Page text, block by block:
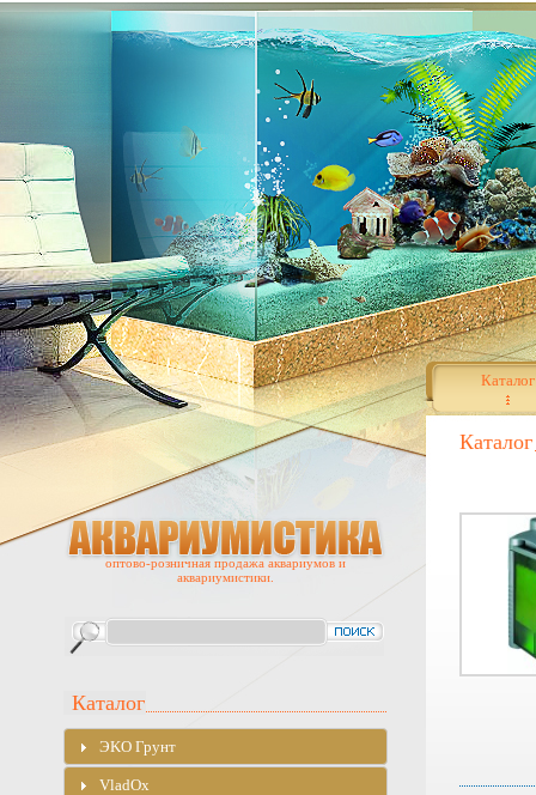
Каталог
Каталог
оптово-розничная продажа аквариумов и
аквариумистики.
Каталог
ЭKO Грунт
VladOx